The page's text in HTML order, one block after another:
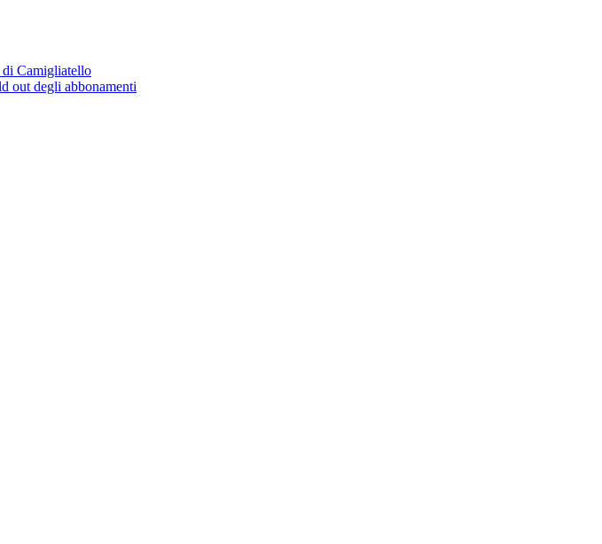
Camigliatello
out degli abbonamenti